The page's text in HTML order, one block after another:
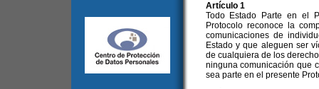
Artículo 1
Todo Estado Parte en el
Protocolo reconoce la
comunicaciones de
Estado y que aleguen ser
de cualquiera de los
ninguna comunicación que
sea parte en el presente